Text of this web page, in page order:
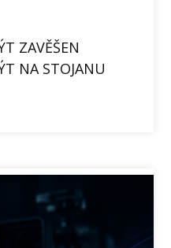
ZAVĚŠEN
NA STOJANU